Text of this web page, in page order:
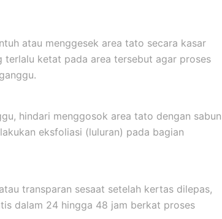
atau menggesek area tato secara kasar
terlalu ketat pada area tersebut agar proses
hindari menggosok area tato dengan sabun
eksfoliasi (luluran) pada bagian
transparan sesaat setelah kertas dilepas,
dalam 24 hingga 48 jam berkat proses